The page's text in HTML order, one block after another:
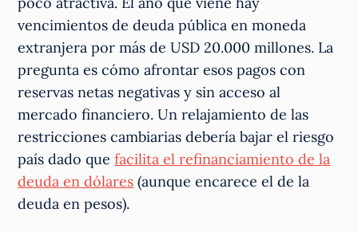
vencimientos de deuda pública en moneda
extranjera por más de USD 20.000 millones. La
pregunta es cómo afrontar esos pagos con
reservas netas negativas y sin acceso al
mercado financiero. Un relajamiento de las
restricciones cambiarias debería bajar el riesgo
país dado quefacilita el refinanciamiento de la
deuda en dólares (aunque encarece el de la
deuda en pesos).